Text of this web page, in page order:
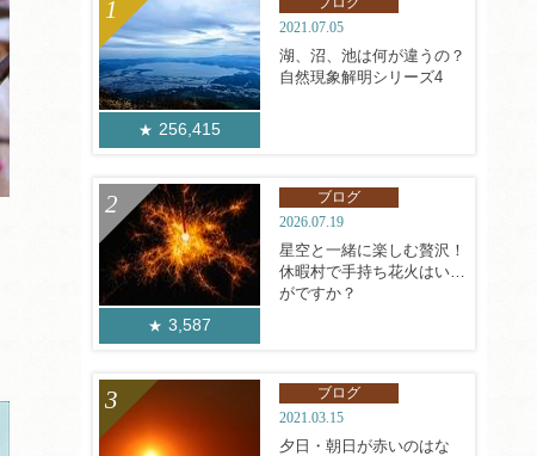
256,415
2021.07.05
湖、沼、池は何が違うの？
自然現象解明シリーズ4
3,587
ブログ
2026.07.19
星空と一緒に楽しむ贅沢！
休暇村で手持ち花火はいか
がですか？
ブログ
2021.03.15
夕日・朝日が赤いのはな